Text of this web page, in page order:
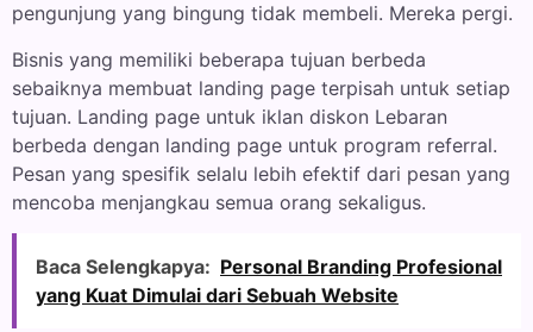
pengunjung yang bingung tidak membeli. Mereka pergi.
Bisnis yang memiliki beberapa tujuan berbeda
sebaiknya membuat landing page terpisah untuk setiap
tujuan. Landing page untuk iklan diskon Lebaran
berbeda dengan landing page untuk program referral.
Pesan yang spesifik selalu lebih efektif dari pesan yang
mencoba menjangkau semua orang sekaligus.
Baca Selengkapya: Personal Branding Profesional
yang Kuat Dimulai dari Sebuah Website